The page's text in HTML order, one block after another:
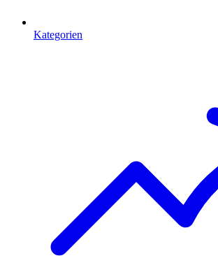
Kategorien